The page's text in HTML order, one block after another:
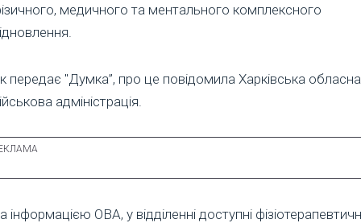
медичного та ментального комплексного
передає "Думка”, про це повідомила Харківська обласна
адміністрація.
інформацією ОВА, у відділенні доступні